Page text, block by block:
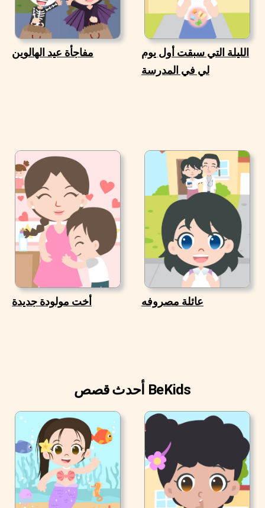
مفاجأة عيد الهالوين
الليلة التي سبقت أول يوم
لي في المدرسة
أخت مولودة جديدة عائلة مصروفه
أحدث قصص BeKids